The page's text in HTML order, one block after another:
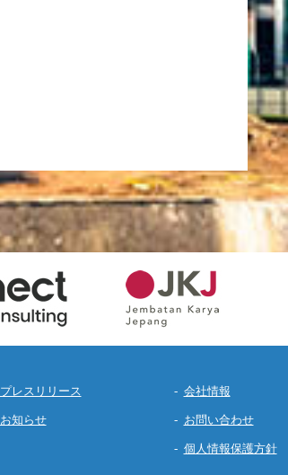
プレスリリース
お知らせ
会社情報
お問い合わせ
個人情報保護方針